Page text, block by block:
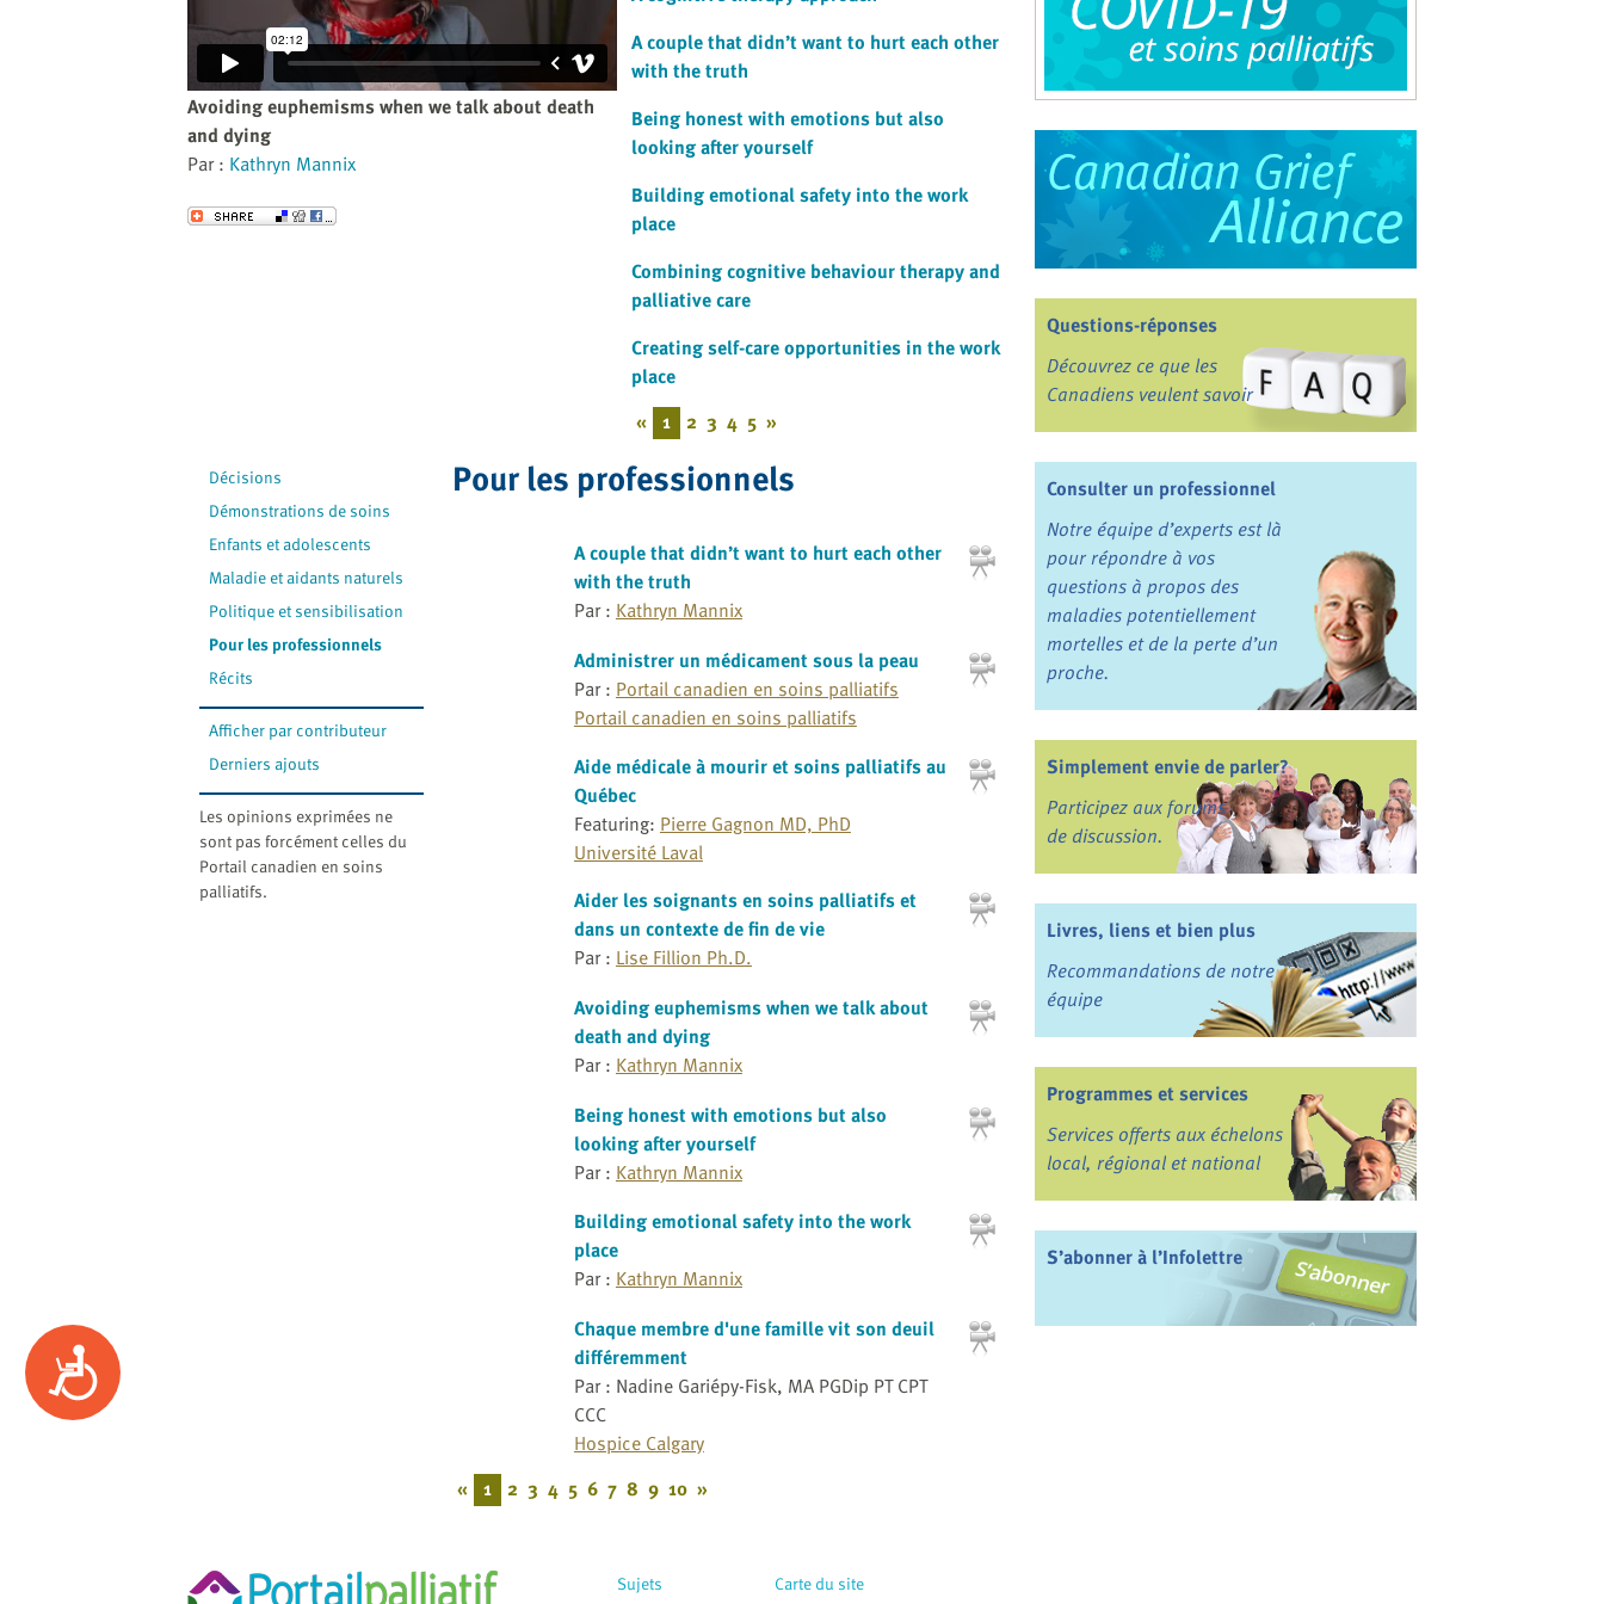
Accessibility
Avoiding euphemisms when we talk about death
and dying
Par : Kathryn Mannix
Envoyer
A couple that didn’t want to hurt each other
with the truth
Being honest with emotions but also
looking after yourself
Building emotional safety into the work
place
Combining cognitive behaviour therapy and
palliative care
Creating self-care opportunities in the work
place
« 1 2 3 4 5 »
Décisions
Démonstrations de soins
Enfants et adolescents
Maladie et aidants naturels
Politique et sensibilisation
Pour les professionnels
Récits
Afficher par contributeur
Derniers ajouts
Les opinions exprimées ne
sont pas forcément celles du
Portail canadien en soins
palliatifs.
Pour les professionnels
A couple that didn’t want to hurt each other
with the truth
Par : Kathryn Mannix
Administrer un médicament sous la peau
Par : Portail canadien en soins palliatifs
Portail canadien en soins palliatifs
Aide médicale à mourir et soins palliatifs au
Québec
Featuring: Pierre Gagnon MD, PhD
Université Laval
Aider les soignants en soins palliatifs et
dans un contexte de fin de vie
Par : Lise Fillion Ph.D.
Avoiding euphemisms when we talk about
death and dying
Par : Kathryn Mannix
Being honest with emotions but also
looking after yourself
Par : Kathryn Mannix
Building emotional safety into the work
place
Par : Kathryn Mannix
Chaque membre d'une famille vit son deuil
différemment
Par : Nadine Gariépy-Fisk, MA PGDip PT CPT
CCC
Hospice Calgary
« 1 2 3 4 5 6 7 8 9 10 »
Questions-réponses
Découvrez ce que les
Canadiens veulent savoir
Consulter un professionnel
Notre équipe d’experts est là
pour répondre à vos
questions à propos des
maladies potentiellement
mortelles et de la perte d’un
proche.
Simplement envie de parler?
Participez aux forums
de discussion.
Livres, liens et bien plus
Recommandations de notre
équipe
Programmes et services
Services offerts aux échelons
local, régional et national
S’abonner à l’Infolettre
Sujets Carte du site